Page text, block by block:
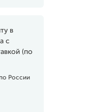
в
с
(по
России